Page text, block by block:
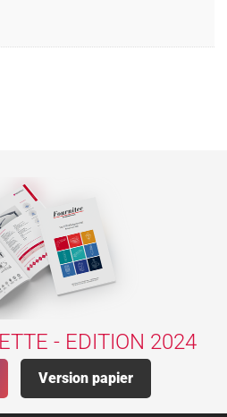
- EDITION 2024
Version papier